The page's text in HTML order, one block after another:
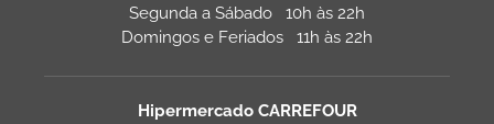
Segunda a Sábado 10h às 22h
Domingos e Feriados 11h às 22h
Hipermercado CARREFOUR